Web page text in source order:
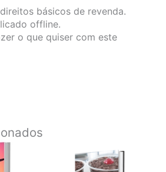
básicos de revenda.
offline.
o que quiser com este